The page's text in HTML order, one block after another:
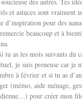
et astuces sont vraiment
d’inspiration pour des
beaucoup et à
tu as les mois suivants du
je suis preneuse car je
à février et si tu as
(mémo, aide ménage,
pour créer mon